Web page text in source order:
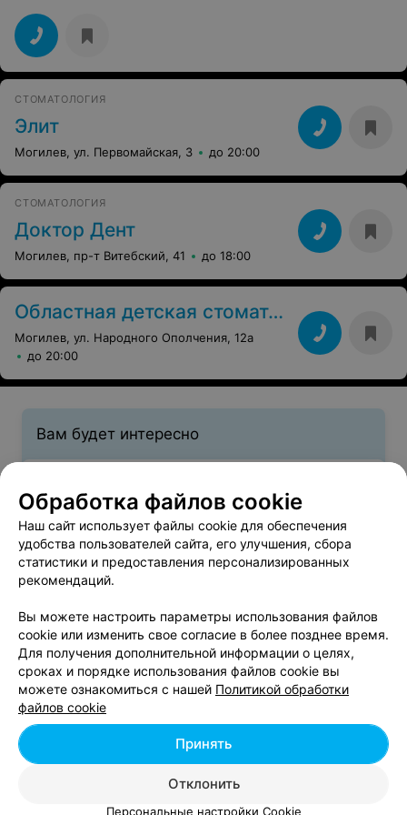
СТОМАТОЛОГИЯ
Элит
Могилев, ул. Первомайская, 3 до 20:00
СТОМАТОЛОГИЯ
Доктор Дент
Могилев, пр-т Витебский, 41 до 18:00
Областная детская стоматология
Могилев, ул. Народного Ополчения, 12а
до 20:00
Вам будет интересно
Хирургическая стоматология в Могилеве
Ортодонтия - цена в Могилеве
Брекеты
от 3200 руб.
Обработка файлов cookie
Наш сайт использует файлы cookie для обеспечения
удобства пользователей сайта, его улучшения, сбора
статистики и предоставления персонализированных
рекомендаций.
Вы можете настроить параметры использования файлов
cookie или изменить свое согласие в более позднее время.
Для получения дополнительной информации о целях,
сроках и порядке использования файлов cookie вы
можете ознакомиться с нашей Политикой обработки
файлов cookie
Отклонить
Принять
Персональные настройки Cookie